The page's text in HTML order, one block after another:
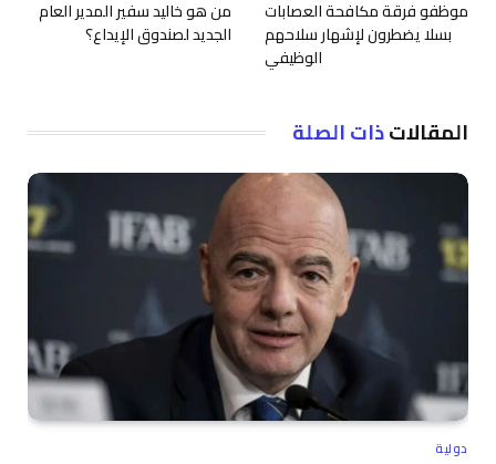
موظفو فرقة مكافحة العصابات
بسلا يضطرون لإشهار سلاحهم
الوظيفي
من هو خاليد سفير المدير العام
الجديد لصندوق الإيداع؟
المقالاتذات الصلة
دولية